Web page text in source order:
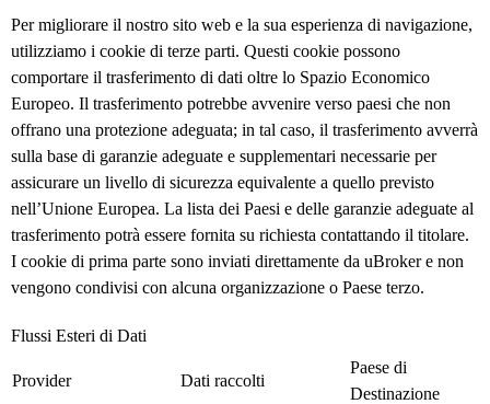
Per migliorare il nostro sito web e la sua esperienza di navigazione,
utilizziamo i cookie di terze parti. Questi cookie possono
comportare il trasferimento di dati oltre lo Spazio Economico
Europeo. Il trasferimento potrebbe avvenire verso paesi che non
offrano una protezione adeguata; in tal caso, il trasferimento avverrà
sulla base di garanzie adeguate e supplementari necessarie per
assicurare un livello di sicurezza equivalente a quello previsto
nell’Unione Europea. La lista dei Paesi e delle garanzie adeguate al
trasferimento potrà essere fornita su richiesta contattando il titolare.
I cookie di prima parte sono inviati direttamente da uBroker e non
vengono condivisi con alcuna organizzazione o Paese terzo.
Flussi Esteri di Dati
Provider Dati raccolti
Paese di
Destinazione